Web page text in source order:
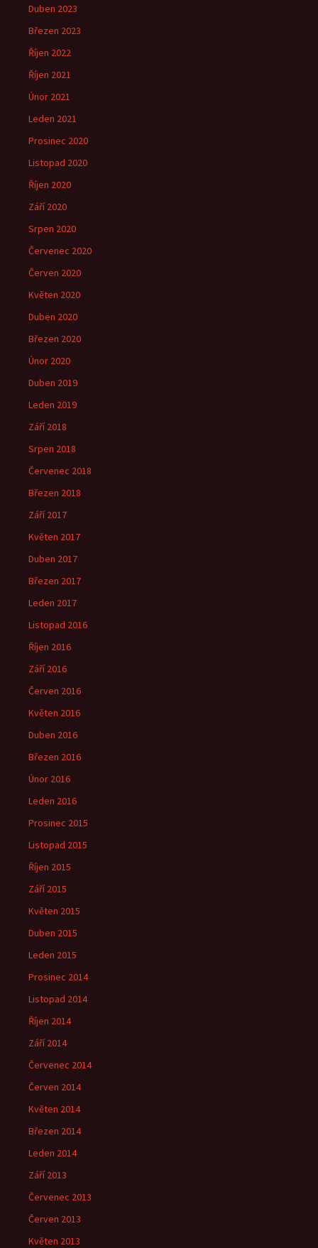
Duben 2023
Březen 2023
Říjen 2022
Říjen 2021
Únor 2021
Leden 2021
Prosinec 2020
Listopad 2020
Říjen 2020
Září 2020
Srpen 2020
Červenec 2020
Červen 2020
Květen 2020
Duben 2020
Březen 2020
Únor 2020
Duben 2019
Leden 2019
Září 2018
Srpen 2018
Červenec 2018
Březen 2018
Září 2017
Květen 2017
Duben 2017
Březen 2017
Leden 2017
Listopad 2016
Říjen 2016
Září 2016
Červen 2016
Květen 2016
Duben 2016
Březen 2016
Únor 2016
Leden 2016
Prosinec 2015
Listopad 2015
Říjen 2015
Září 2015
Květen 2015
Duben 2015
Leden 2015
Prosinec 2014
Listopad 2014
Říjen 2014
Září 2014
Červenec 2014
Červen 2014
Květen 2014
Březen 2014
Leden 2014
Září 2013
Červenec 2013
Červen 2013
Květen 2013